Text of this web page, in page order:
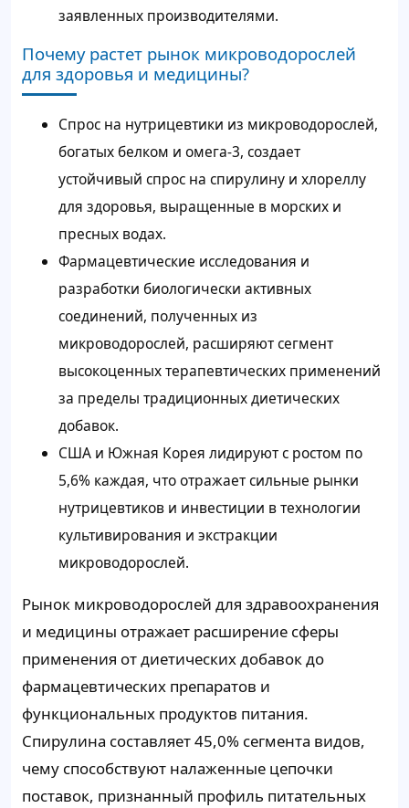
заявленных производителями.
Почему растет рынок микроводорослей
для здоровья и медицины?
Спрос на нутрицевтики из микроводорослей,
богатых белком и омега-3, создает
устойчивый спрос на спирулину и хлореллу
для здоровья, выращенные в морских и
пресных водах.
Фармацевтические исследования и
разработки биологически активных
соединений, полученных из
микроводорослей, расширяют сегмент
высокоценных терапевтических применений
за пределы традиционных диетических
добавок.
США и Южная Корея лидируют с ростом по
5,6% каждая, что отражает сильные рынки
нутрицевтиков и инвестиции в технологии
культивирования и экстракции
микроводорослей.
Рынок микроводорослей для здравоохранения
и медицины отражает расширение сферы
применения от диетических добавок до
фармацевтических препаратов и
функциональных продуктов питания.
Спирулина составляет 45,0% сегмента видов,
чему способствуют налаженные цепочки
поставок, признанный профиль питательных